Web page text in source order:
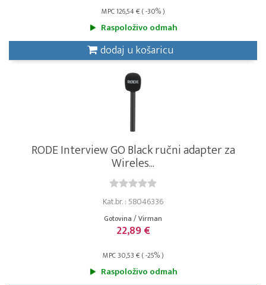
MPC 126,54 € ( -30% )
Raspoloživo odmah
dodaj u košaricu
RODE Interview GO Black ručni adapter za
Wireles...
Kat.br. : 58046336
Gotovina / Virman
22,89 €
MPC 30,53 € ( -25% )
Raspoloživo odmah